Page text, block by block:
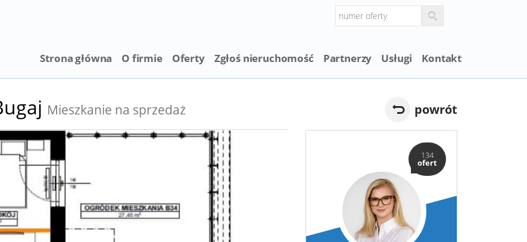
Strona główna O firmie Oferty Zgłoś nieruchomość Partnerzy Usługi Kontakt
Mieszkanie na sprzedaż powrót
134
ofert